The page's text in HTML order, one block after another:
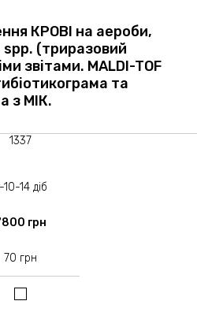
КРОВІ на аероби,
(триразовий
звітами. MALDI-TOF
та
з МІК.
1337
14 діб
грн
70 грн